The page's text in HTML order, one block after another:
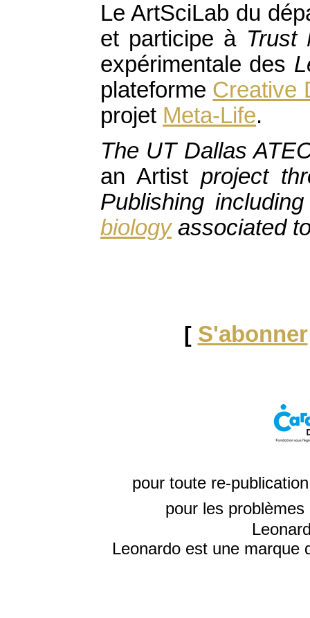
Le ArtSciLab du
et participe à Trust
expérimentale des
plateforme Creative
projet Meta-Life.
The UT Dallas
an Artist project
Publishing
biologyassociated
[ S'abonner
pour toute re-
pour les
Leonardo est une marque